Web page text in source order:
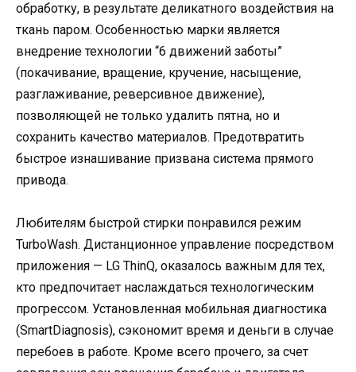
обработку, в результате деликатного воздействия на
ткань паром. Особенностью марки является
внедрение технологии “6 движений заботы”
(покачивание, вращение, кручение, насыщение,
разглаживание, реверсивное движение),
позволяющей не только удалить пятна, но и
сохранить качество материалов. Предотвратить
быстрое изнашивание призвана система прямого
привода.
Любителям быстрой стирки понравился режим
TurboWash. Дистанционное управление посредством
приложения — LG ThinQ, оказалось важным для тех,
кто предпочитает наслаждаться технологическим
прогрессом. Установленная мобильная диагностика
(SmartDiagnosis), сэкономит время и деньги в случае
перебоев в работе. Кроме всего прочего, за счет